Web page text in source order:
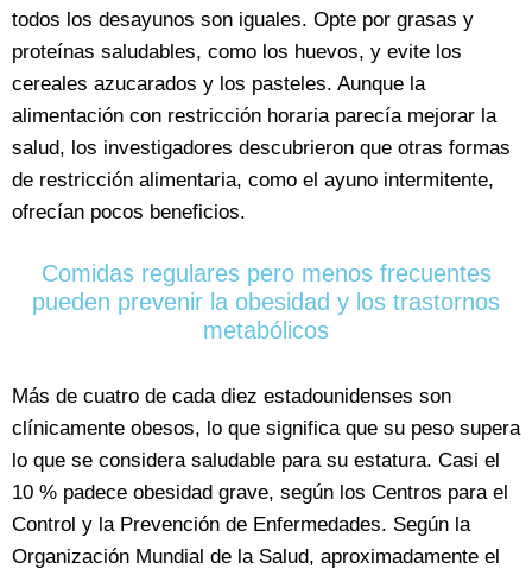
todos los desayunos son iguales. Opte por grasas y
proteínas saludables, como los huevos, y evite los
cereales azucarados y los pasteles. Aunque la
alimentación con restricción horaria parecía mejorar la
salud, los investigadores descubrieron que otras formas
de restricción alimentaria, como el ayuno intermitente,
ofrecían pocos beneficios.
Comidas regulares pero menos frecuentes
pueden prevenir la obesidad y los trastornos
metabólicos
Más de cuatro de cada diez estadounidenses son
clínicamente obesos, lo que significa que su peso supera
lo que se considera saludable para su estatura. Casi el
10 % padece obesidad grave, según los Centros para el
Control y la Prevención de Enfermedades. Según la
Organización Mundial de la Salud, aproximadamente el